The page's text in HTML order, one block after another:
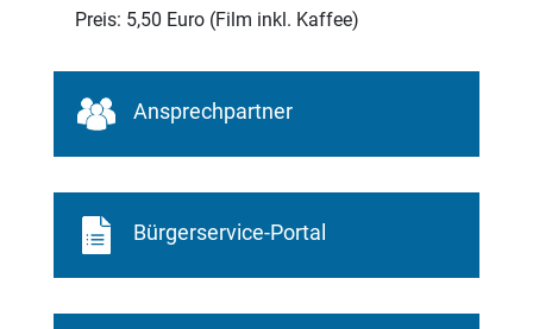
Preis: 5,50 Euro (Film inkl. Kaffee)
Ansprechpartner
Bürgerservice-Portal